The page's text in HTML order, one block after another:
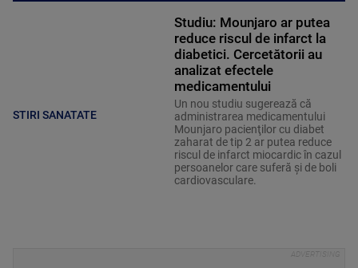
STIRI SANATATE
Studiu: Mounjaro ar putea
reduce riscul de infarct la
diabetici. Cercetătorii au
analizat efectele
medicamentului
Un nou studiu sugerează că
administrarea medicamentului
Mounjaro pacienţilor cu diabet
zaharat de tip 2 ar putea reduce
riscul de infarct miocardic în cazul
persoanelor care suferă şi de boli
cardiovasculare.